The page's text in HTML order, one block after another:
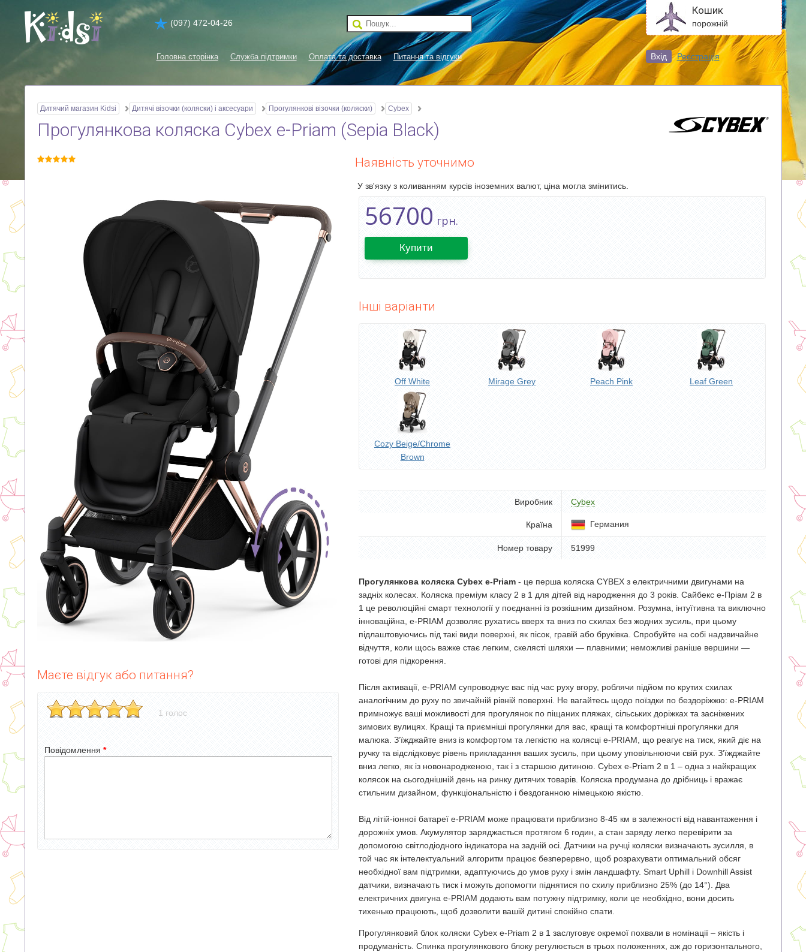
(097) 472-04-26
Кошик
порожній
Головна сторінка Служба підтримки Оплата та доставка Питання та відгуки Вхід Реєстрація
Дитячий магазин Kidsi Дитячі візочки (коляски) і аксесуари Прогулянкові візочки (коляски) Cybex
Прогулянкова коляска Cybex e-Priam (Sepia Black)
Наявність уточнимо
У зв'язку з коливанням курсів іноземних валют, ціна могла змінитись.
Маєте відгук або питання?
1 голос
Повідомлення *
56700 грн.
Купити
Інші варіанти
Off White Mirage Grey Peach Pink Leaf Green
Cozy Beige/Chrome
Brown
Виробник Cybex
Країна Германия
Номер товару 51999
Прогулянкова коляска Cybex e-Priam- це перша коляска CYBEX з електричними двигунами на
задніх колесах. Коляска преміум класу 2 в 1 для дітей від народження до 3 років. Сайбекс е-Пріам 2 в
1 це революційні смарт технології у поєднанні із розкішним дизайном. Розумна, інтуїтивна та виключно
інноваційна, e-PRIAM дозволяє рухатись вверх та вниз по схилах без жодних зусиль, при цьому
підлаштовуючись під такі види поверхні, як пісок, гравій або бруківка. Спробуйте на собі надзвичайне
відчуття, коли щось важке стає легким, скелясті шляхи — плавними; неможливі раніше вершини —
готові для підкорення.
Після активації, e-PRIAM супроводжує вас під час руху вгору, роблячи підйом по крутих схилах
аналогічним до руху по звичайній рівній поверхні. Не вагайтесь щодо поїздки по бездоріжжю: e-PRIAM
примножує ваші можливості для прогулянок по піщаних пляжах, сільських доріжках та засніжених
зимових вулицях. Кращі та приємніші прогулянки для вас, кращі та комфортніші прогулянки для
малюка. З’їжджайте вниз із комфортом та легкістю на колясці e-PRIAM, що реагує на тиск, який діє на
ручку та відслідковує рівень прикладання ваших зусиль, при цьому уповільнюючи свій рух. З’їжджайте
вниз легко, як із новонародженою, так і з старшою дитиною. Cybex e-Priam 2 в 1 – одна з найкращих
колясок на сьогоднішній день на ринку дитячих товарів. Коляска продумана до дрібниць і вражає
стильним дизайном, функціональністю і бездоганною німецькою якістю.
Від літій-іонної батареї e-PRIAM може працювати приблизно 8-45 км в залежності від навантаження і
дорожніх умов. Акумулятор заряджається протягом 6 годин, а стан заряду легко перевірити за
допомогою світлодіодного індикатора на задній осі. Датчики на ручці коляски визначають зусилля, в
той час як інтелектуальний алгоритм працює безперервно, щоб розрахувати оптимальний обсяг
необхідної вам підтримки, адаптуючись до умов руху і змін ландшафту. Smart Uphill і Downhill Assist
датчики, визначають тиск і можуть допомогти піднятися по схилу приблизно 25% (до 14°). Два
електричних двигуна e-PRIAM додають вам потужну підтримку, коли це необхідно, вони досить
тихенько працюють, щоб дозволити вашій дитині спокійно спати.
Прогулянковий блок коляски Cybex e-Priam 2 в 1 заслуговує окремої похвали в номінації – якість і
продуманість. Спинка прогулянкового блоку регулюється в трьох положеннях, аж до горизонтального,